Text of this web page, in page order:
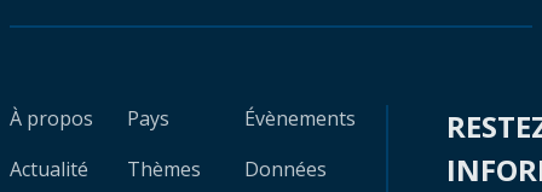
À propos
Actualité
Pays
Thèmes
Évènements
Données